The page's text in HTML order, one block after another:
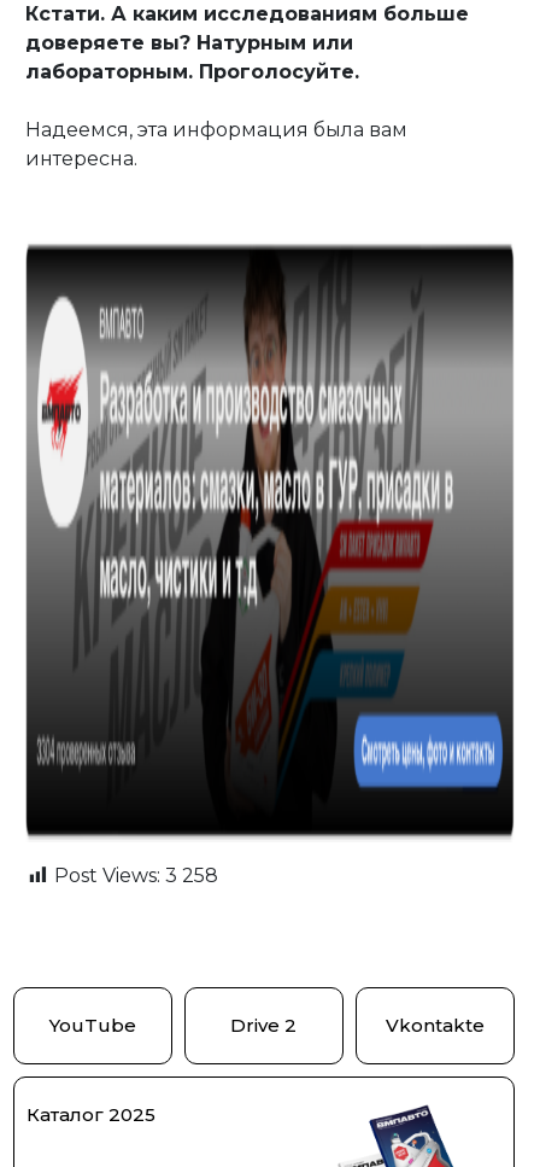
Кстати. А каким исследованиям больше
доверяете вы? Натурным или
лабораторным. Проголосуйте.
Надеемся, эта информация была вам
интересна.
Post Views: 3 258
YouTube Drive 2 Vkontakte
Каталог 2025